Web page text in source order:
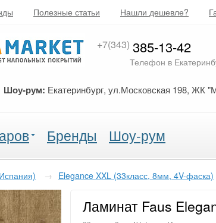
Полезные статьи Нашли дешевле?
+7(343) 385-13-42
Телефон в
Шоу-рум: Екатеринбург, ул.Московская 198, ЖК
Бренды Шоу-рум
→ Elegance XXL (33класс, 8мм, 4V-фаска)
Ламинат Faus